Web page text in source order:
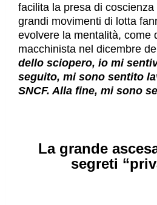
facilita la presa di
grandi movimenti di lotta
evolvere la mentalità, come
macchinista nel dicembre
dello sciopero, io mi
seguito, mi sono sentito
SNCF. Alla fine, mi sono
La grande
segreti